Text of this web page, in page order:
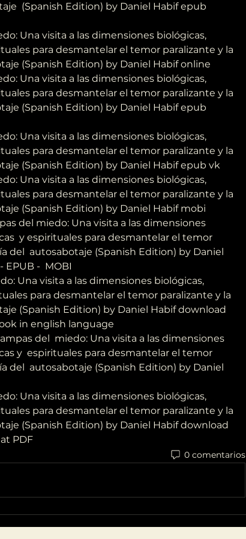
(Spanish Edition) by Daniel Habif epub
Una visita a las dimensiones biológicas,
para desmantelar el temor paralizante y la
(Spanish Edition) by Daniel Habif online
Una visita a las dimensiones biológicas,
para desmantelar el temor paralizante y la
(Spanish Edition) by Daniel Habif epub
Una visita a las dimensiones biológicas,
para desmantelar el temor paralizante y la
(Spanish Edition) by Daniel Habif epub vk
Una visita a las dimensiones biológicas,
para desmantelar el temor paralizante y la
(Spanish Edition) by Daniel Habif mobi
del miedo: Una visita a las dimensiones
y espirituales para desmantelar el temor
del  autosabotaje (Spanish Edition) by Daniel
EPUB -  MOBI
Una visita a las dimensiones biológicas,
para desmantelar el temor paralizante y la
(Spanish Edition) by Daniel Habif download
in english language
del  miedo: Una visita a las dimensiones
y  espirituales para desmantelar el temor
del  autosabotaje (Spanish Edition) by Daniel
Una visita a las dimensiones biológicas,
para desmantelar el temor paralizante y la
(Spanish Edition) by Daniel Habif download
PDF
0 comentarios